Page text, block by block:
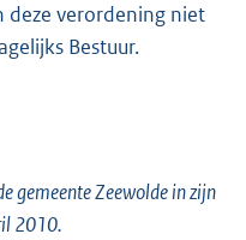
deze verordening niet
Bestuur.
gemeente Zeewolde in zijn
2010.